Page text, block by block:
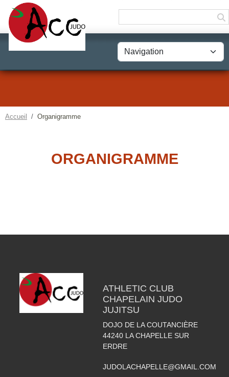
Accueil Organigramme
ORGANIGRAMME
ATHLETIC CLUB
CHAPELAIN JUDO
JUJITSU
DOJO DE LA COUTANCIÈRE
44240 LA CHAPELLE SUR
ERDRE
JUDOLACHAPELLE@GMAIL.COM
Panneau de gestion des cookies